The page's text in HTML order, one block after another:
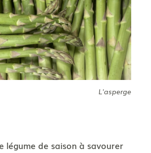
L'asperge
légume de saison à savourer